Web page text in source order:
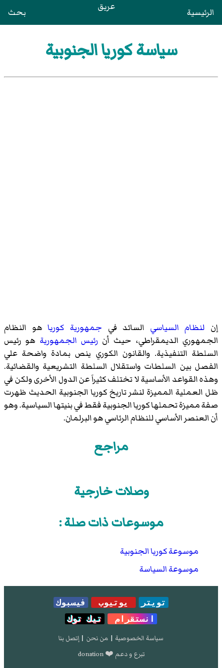
الرئيسية عريق بحث
سياسة كوريا الجنوبية
إن لنظام السياسي السائد في جمهورية كورياهو النظام
الجمهوري الديمقراطي، حيث أن رئيس الجمهورية هو رئيس
السلطة التنفيذية. والقانون الكوري ينص بمادة واضحة علي
الفصل بين السلطات واستقلال السلطة التشريعية والقضائية.
وهذه القواعد الأساسية لا تختلف كثيراَ عن الدول الأخرى ولكن في
ظل العملية المميزة لنشر تاريخ كوريا الجنوبية الحديث ظهرت
صفة مميزة تحملها كوريا الجنوبية فقط في بنيتها السياسية. وهو
أن العنصر الأساسي للنظام الرئاسي هو البرلمان.
مراجع
وصلات خارجية
موسوعات ذات صلة :
موسوعة كوريا الجنوبية
موسوعة السياسة
تويتر يوتيوب
فيسبوك
انستقرام
تيك توك
سياسة الخصوصية | من نحن | إتصل بنا
تبرع و دعم ❤️ donation